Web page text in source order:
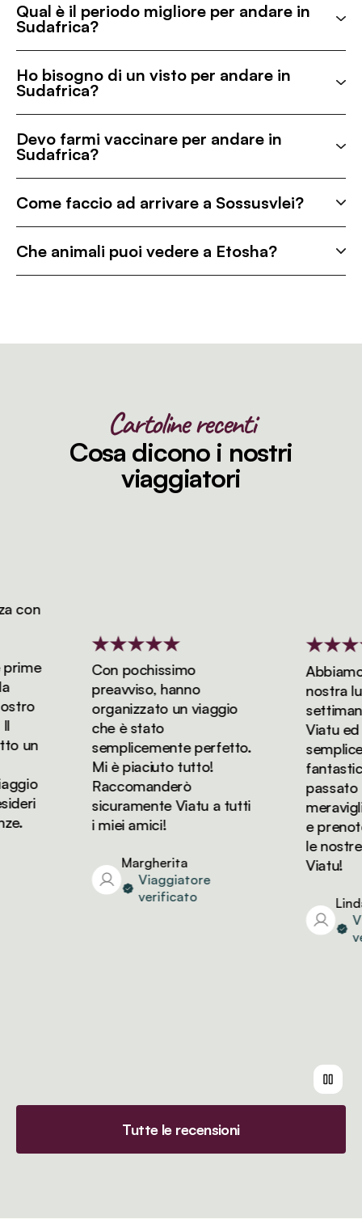
Qual è il periodo migliore per andare in
Sudafrica?
Ho bisogno di un visto per andare in
Sudafrica?
Devo farmi vaccinare per andare in
Sudafrica?
Come faccio ad arrivare a Sossusvlei?
Che animali puoi vedere a Etosha?
Cartoline recenti
Cosa dicono i nostri
viaggiatori
Con pochissimo
preavviso, hanno
organizzato un viaggio
che è stato
semplicemente perfetto.
Mi è piaciuto tutto!
Raccomanderò
sicuramente Viatu a tutti
i miei amici!
Margherita
Viaggiatore
verificato
Abbiamo
nostra
settimane
Viatu ed è
passato
e
le nostre
Viatu!
Linda
Tutte le recensioni